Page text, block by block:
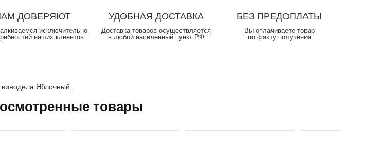
ДОВЕРЯЮТ
исключительно
наших клиентов
УДОБНАЯ ДОСТАВКА
Доставка товаров осуществляется
в любой населенный пункт РФ
БЕЗ ПРЕДОПЛАТЫ
Вы оплачиваете товар
по факту получения
Яблочный
товары